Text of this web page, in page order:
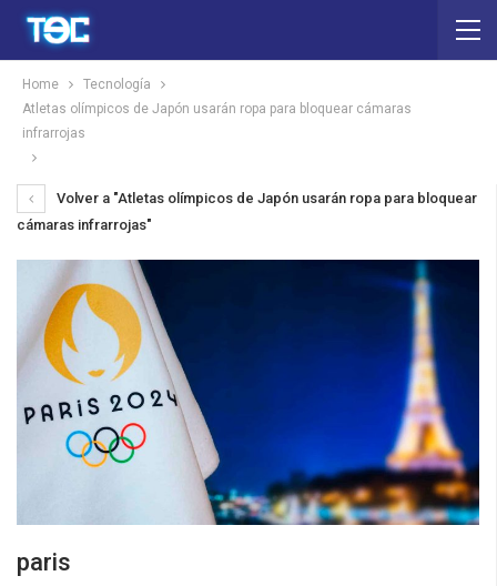
Home
Tecnología
Atletas olímpicos de Japón usarán ropa para bloquear cámaras
infrarrojas
Volver a "Atletas olímpicos de Japón usarán ropa para bloquear
cámaras infrarrojas"
paris